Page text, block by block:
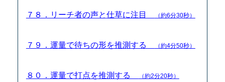
７８．リーチ者の声と仕草に注目 （約6分30秒）
７９．運量で待ちの形を推測する （約4分50秒）
８０．運量で打点を推測する （約2分20秒）